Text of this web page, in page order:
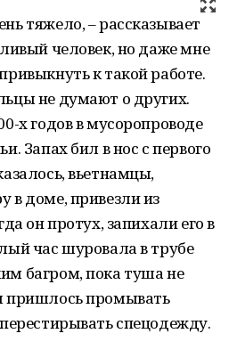
тяжело, – рассказывает
человек, но даже мне
к такой работе.
не думают о других.
х годов в мусоропроводе
Запах бил в нос с первого
вьетнамцы,
в доме, привезли из
он протух, запихали его в
час шуровала в трубе
багром, пока туша не
пришлось промывать
спецодежду.